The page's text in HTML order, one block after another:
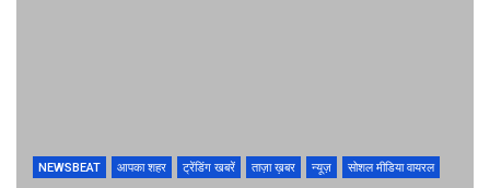
NEWSBEAT आपका शहर ट्रेंडिंग खबरें ताज़ा ख़बर न्यूज़ सोशल मीडिया वायरल